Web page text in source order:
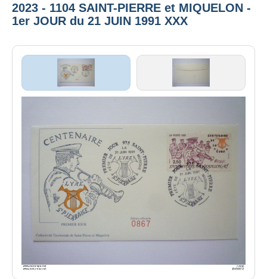
2023 - 1104 SAINT-PIERRE et MIQUELON -
1er JOUR du 21 JUIN 1991 XXX